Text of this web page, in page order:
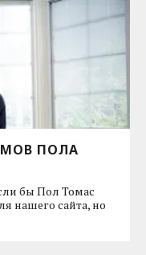
ПОЛА
бы Пол Томас
нашего сайта, но